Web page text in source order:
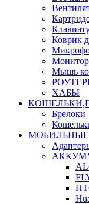
Коврик
Мышь
ХАБЫ
Брелоки